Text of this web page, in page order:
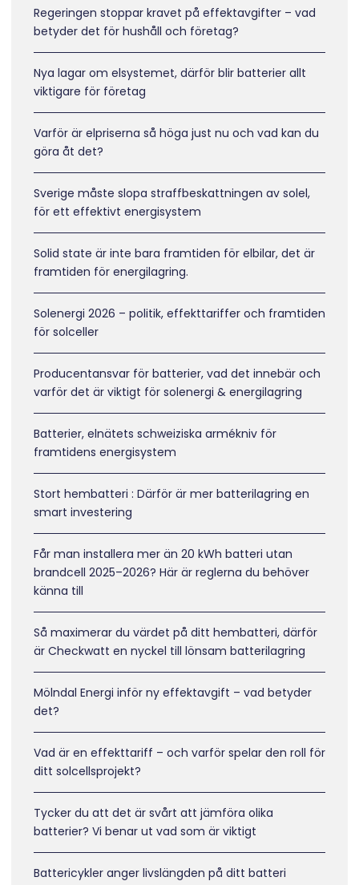
Regeringen stoppar kravet på effektavgifter – vad
betyder det för hushåll och företag?
Nya lagar om elsystemet, därför blir batterier allt
viktigare för företag
Varför är elpriserna så höga just nu och vad kan du
göra åt det?
Sverige måste slopa straffbeskattningen av solel,
för ett effektivt energisystem
Solid state är inte bara framtiden för elbilar, det är
framtiden för energilagring.
Solenergi 2026 – politik, effekttariffer och framtiden
för solceller
Producentansvar för batterier, vad det innebär och
varför det är viktigt för solenergi & energilagring
Batterier, elnätets schweiziska armékniv för
framtidens energisystem
Stort hembatteri : Därför är mer batterilagring en
smart investering
Får man installera mer än 20 kWh batteri utan
brandcell 2025–2026? Här är reglerna du behöver
känna till
Så maximerar du värdet på ditt hembatteri, därför
är Checkwatt en nyckel till lönsam batterilagring
Mölndal Energi inför ny effektavgift – vad betyder
det?
Vad är en effekttariff – och varför spelar den roll för
ditt solcellsprojekt?
Tycker du att det är svårt att jämföra olika
batterier? Vi benar ut vad som är viktigt
Battericykler anger livslängden på ditt batteri